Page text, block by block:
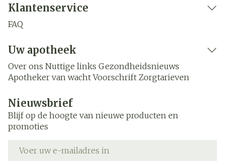
Klantenservice
FAQ
Uw apotheek
Over ons Nuttige links Gezondheidsnieuws
Apotheker van wacht Voorschrift Zorgtarieven
Nieuwsbrief
Blijf op de hoogte van nieuwe producten en
promoties